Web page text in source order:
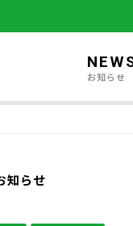
お知らせ
知らせ